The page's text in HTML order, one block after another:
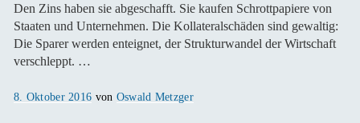
Den Zins haben sie abgeschafft. Sie kaufen Schrottpapiere von
Staaten und Unternehmen. Die Kollateralschäden sind gewaltig:
Die Sparer werden enteignet, der Strukturwandel der Wirtschaft
verschleppt. …
Veröffentlicht
8. Oktober 2016 von Oswald Metzger